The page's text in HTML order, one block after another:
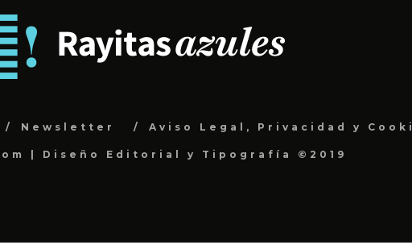
Newsletter Aviso Legal, Privacidad y
| Diseño Editorial y Tipografía ©2019